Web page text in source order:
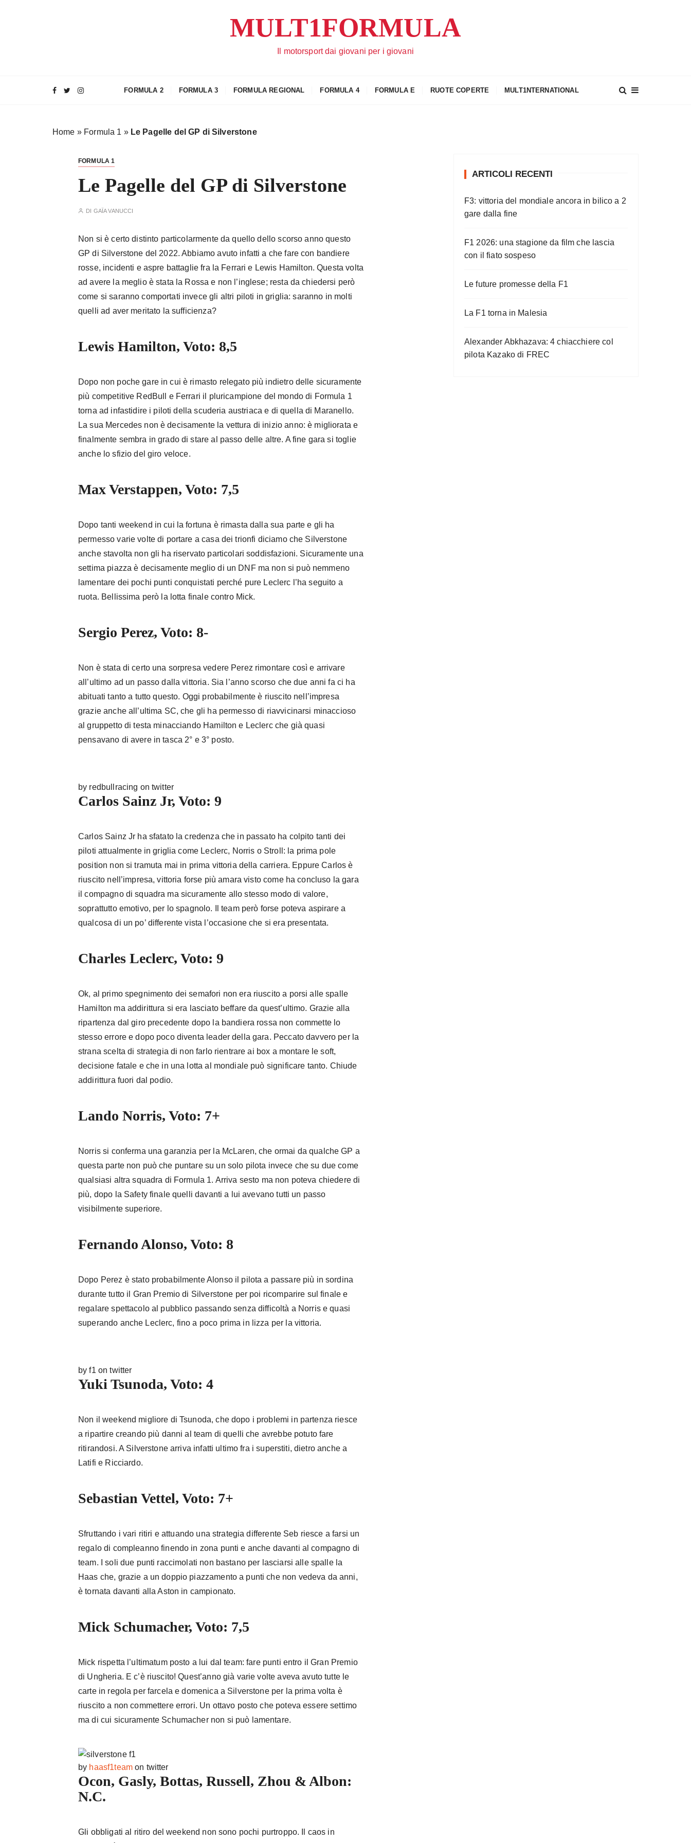
MULT1FORMULA
Il motorsport dai giovani per i giovani
FORMULA 2 FORMULA 3 FORMULA REGIONAL FORMULA 4 FORMULA E RUOTE COPERTE MULT1NTERNATIONAL
Home » Formula 1 » Le Pagelle del GP di Silverstone
FORMULA 1
Le Pagelle del GP di Silverstone
DI GAÏA VANUCCI
Non si è certo distinto particolarmente da quello dello scorso anno questo
GP di Silverstone del 2022. Abbiamo avuto infatti a che fare con bandiere
rosse, incidenti e aspre battaglie fra la Ferrari e Lewis Hamilton. Questa volta
ad avere la meglio è stata la Rossa e non l’inglese; resta da chiedersi però
come si saranno comportati invece gli altri piloti in griglia: saranno in molti
quelli ad aver meritato la sufficienza?
Lewis Hamilton, Voto: 8,5
Dopo non poche gare in cui è rimasto relegato più indietro delle sicuramente
più competitive RedBull e Ferrari il pluricampione del mondo di Formula 1
torna ad infastidire i piloti della scuderia austriaca e di quella di Maranello.
La sua Mercedes non è decisamente la vettura di inizio anno: è migliorata e
finalmente sembra in grado di stare al passo delle altre. A fine gara si toglie
anche lo sfizio del giro veloce.
Max Verstappen, Voto: 7,5
Dopo tanti weekend in cui la fortuna è rimasta dalla sua parte e gli ha
permesso varie volte di portare a casa dei trionfi diciamo che Silverstone
anche stavolta non gli ha riservato particolari soddisfazioni. Sicuramente una
settima piazza è decisamente meglio di un DNF ma non si può nemmeno
lamentare dei pochi punti conquistati perché pure Leclerc l’ha seguito a
ruota. Bellissima però la lotta finale contro Mick.
Sergio Perez, Voto: 8-
Non è stata di certo una sorpresa vedere Perez rimontare così e arrivare
all’ultimo ad un passo dalla vittoria. Sia l’anno scorso che due anni fa ci ha
abituati tanto a tutto questo. Oggi probabilmente è riuscito nell’impresa
grazie anche all’ultima SC, che gli ha permesso di riavvicinarsi minaccioso
al gruppetto di testa minacciando Hamilton e Leclerc che già quasi
pensavano di avere in tasca 2° e 3° posto.
by redbullracing on twitter
Carlos Sainz Jr, Voto: 9
Carlos Sainz Jr ha sfatato la credenza che in passato ha colpito tanti dei
piloti attualmente in griglia come Leclerc, Norris o Stroll: la prima pole
position non si tramuta mai in prima vittoria della carriera. Eppure Carlos è
riuscito nell’impresa, vittoria forse più amara visto come ha concluso la gara
il compagno di squadra ma sicuramente allo stesso modo di valore,
soprattutto emotivo, per lo spagnolo. Il team però forse poteva aspirare a
qualcosa di un po’ differente vista l’occasione che si era presentata.
Charles Leclerc, Voto: 9
Ok, al primo spegnimento dei semafori non era riuscito a porsi alle spalle
Hamilton ma addirittura si era lasciato beffare da quest’ultimo. Grazie alla
ripartenza dal giro precedente dopo la bandiera rossa non commette lo
stesso errore e dopo poco diventa leader della gara. Peccato davvero per la
strana scelta di strategia di non farlo rientrare ai box a montare le soft,
decisione fatale e che in una lotta al mondiale può significare tanto. Chiude
addirittura fuori dal podio.
Lando Norris, Voto: 7+
Norris si conferma una garanzia per la McLaren, che ormai da qualche GP a
questa parte non può che puntare su un solo pilota invece che su due come
qualsiasi altra squadra di Formula 1. Arriva sesto ma non poteva chiedere di
più, dopo la Safety finale quelli davanti a lui avevano tutti un passo
visibilmente superiore.
Fernando Alonso, Voto: 8
Dopo Perez è stato probabilmente Alonso il pilota a passare più in sordina
durante tutto il Gran Premio di Silverstone per poi ricomparire sul finale e
regalare spettacolo al pubblico passando senza difficoltà a Norris e quasi
superando anche Leclerc, fino a poco prima in lizza per la vittoria.
by f1 on twitter
Yuki Tsunoda, Voto: 4
Non il weekend migliore di Tsunoda, che dopo i problemi in partenza riesce
a ripartire creando più danni al team di quelli che avrebbe potuto fare
ritirandosi. A Silverstone arriva infatti ultimo fra i superstiti, dietro anche a
Latifi e Ricciardo.
Sebastian Vettel, Voto: 7+
Sfruttando i vari ritiri e attuando una strategia differente Seb riesce a farsi un
regalo di compleanno finendo in zona punti e anche davanti al compagno di
team. I soli due punti raccimolati non bastano per lasciarsi alle spalle la
Haas che, grazie a un doppio piazzamento a punti che non vedeva da anni,
è tornata davanti alla Aston in campionato.
Mick Schumacher, Voto: 7,5
Mick rispetta l’ultimatum posto a lui dal team: fare punti entro il Gran Premio
di Ungheria. E c’è riuscito! Quest’anno già varie volte aveva avuto tutte le
carte in regola per farcela e domenica a Silverstone per la prima volta è
riuscito a non commettere errori. Un ottavo posto che poteva essere settimo
ma di cui sicuramente Schumacher non si può lamentare.
by haasf1teamon twitter
Ocon, Gasly, Bottas, Russell, Zhou & Albon:
N.C.
Gli obbligati al ritiro del weekend non sono pochi purtroppo. Il caos in
ARTICOLI RECENTI
F3: vittoria del mondiale ancora in bilico a 2
gare dalla fine
F1 2026: una stagione da film che lascia
con il fiato sospeso
Le future promesse della F1
La F1 torna in Malesia
Alexander Abkhazava: 4 chiacchiere col
pilota Kazako di FREC